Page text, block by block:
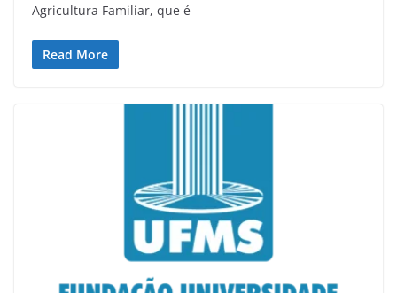
Agricultura Familiar, que é
Read More